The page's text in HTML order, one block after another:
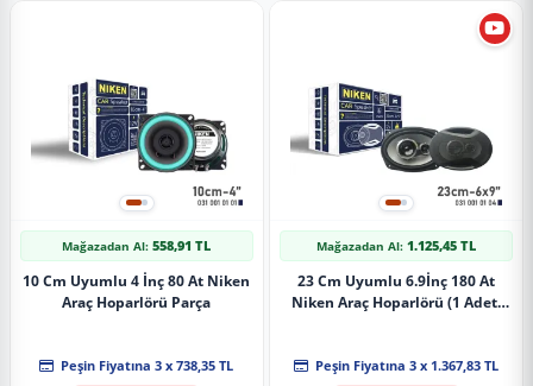
Mağazadan Al:558,91 TL
10 Cm Uyumlu 4 İnç 80 At Niken
Araç Hoparlörü Parça
Peşin Fiyatına 3 x 738,35 TL
Mağazadan Al:1.125,45 TL
23 Cm Uyumlu 6.9İnç 180 At
Niken Araç Hoparlörü (1 Adet)
Peşin Fiyatına 3 x 1.367,83 TL